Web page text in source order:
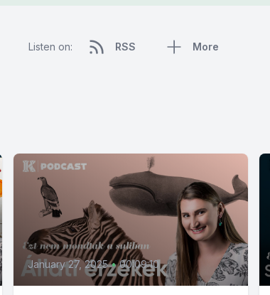
Listen on: RSS More
January 27, 2025 • 00:09:10